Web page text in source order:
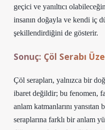
geçici ve yanıltıcı
insanın doğayla ve kendi iç
şekillendirdiğini de gösterir.
Sonuç: Çöl Serabı
Çöl serapları, yalnızca bir
ibaret değildir; bu fenomen,
anlam katmanlarını yansıtan
seraplarına farklı bir anlam